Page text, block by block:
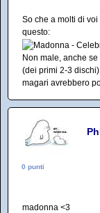
So che a molti di
questo:
Non male, anche
(dei primi 2-3
magari avrebbero
0 punti
madonna <3